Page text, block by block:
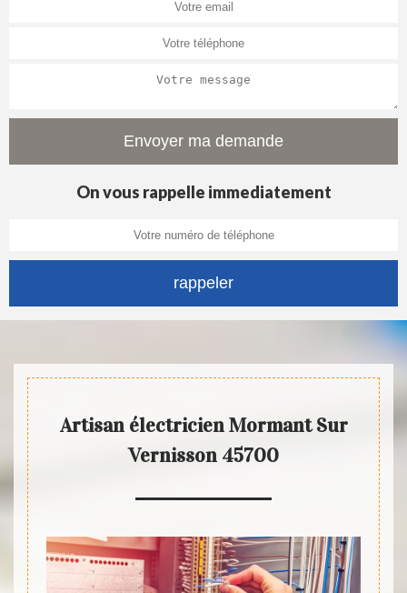
On vous rappelle immediatement
Artisan électricien Mormant Sur
Vernisson 45700